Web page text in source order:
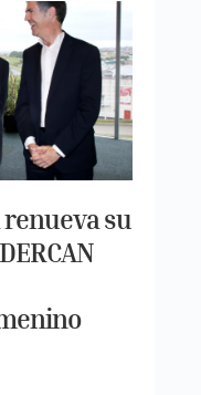
renueva su